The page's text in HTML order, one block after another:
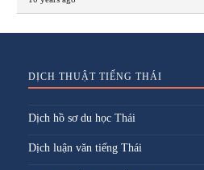
DỊCH THUẬT TIẾNG THÁI
Dịch hồ sơ du học Thái
Dịch luận văn tiếng Thái